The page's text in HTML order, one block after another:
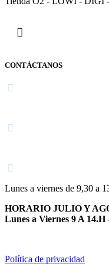
CONTÁCTANOS
Lunes a viernes de 9,30 a
HORARIO JULIO Y
Lunes a Viernes 9 A
Política de privacidad